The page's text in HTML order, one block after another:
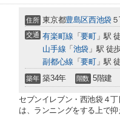
住所 東京都豊島区西池袋５
交通 有楽町線 「要町」駅
山手線 「 池袋 」駅 徒
副都心線 「要町」駅
築年 築34年 階数 5階建
セブンイレブン・西池袋４
は、ランニングをする上で